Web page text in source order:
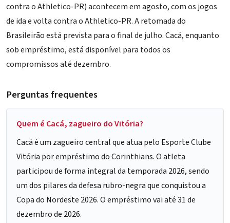
contra o Athletico-PR)acontecem em agosto, com os jogos
de ida e volta contra o Athletico-PR. A retomada do
Brasileirão está prevista para o final de julho. Cacá, enquanto
sob empréstimo, está disponível para todos os
compromissos até dezembro.
Perguntas frequentes
Quem é Cacá, zagueiro do Vitória?
Cacá é um zagueiro central que atua pelo Esporte Clube
Vitória por empréstimo do Corinthians. O atleta
participou de forma integral da temporada 2026, sendo
um dos pilares da defesa rubro-negra que conquistou a
Copa do Nordeste 2026. O empréstimo vai até 31 de
dezembro de 2026.